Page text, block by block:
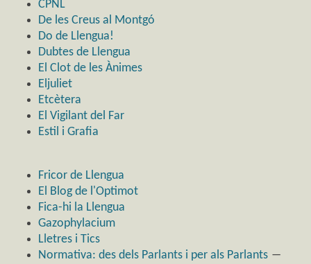
CPNL
De les Creus al Montgó
Do de Llengua!
Dubtes de Llengua
El Clot de les Ànimes
Eljuliet
Etcètera
El Vigilant del Far
Estil i Grafia
Fricor de Llengua
El Blog de l'Optimot
Fica-hi la Llengua
Gazophylacium
Lletres i Tics
Normativa: des dels Parlants i per als Parlants ―